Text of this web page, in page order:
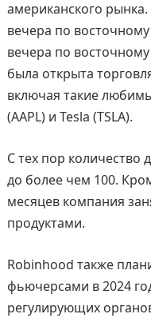
американского
вечера по
вечера по
была открыта
включая такие
(AAPL) и Tesla (TSLA).
С тех пор количество
до более чем 100.
месяцев компания
продуктами.
Robinhood также
фьючерсами в 2024
регулирующих